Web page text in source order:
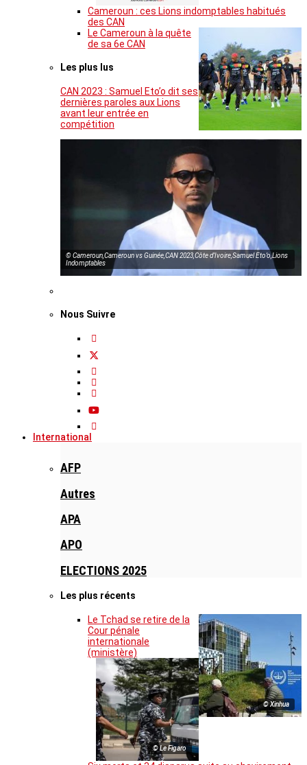
Cameroun : ces Lions indomptables habitués
des CAN
Le Cameroun à la quête
de sa 6e CAN
Les plus lus
CAN 2023 : Samuel Eto’o dit ses
dernières paroles aux Lions
avant leur entrée en
compétition
© Cameroun,Cameroun vs Guinée,CAN 2023,Côte d’Ivoire,Samuel Eto’o,Lions
Indomptables
Nous Suivre
International
AFP
Autres
APA
APO
ELECTIONS 2025
Les plus récents
© Xinhua
Le Tchad se retire de la
Cour pénale
internationale
(ministère)
© Le Figaro